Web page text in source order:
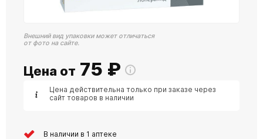
Внешний вид упаковки может отличаться
от фото на сайте.
Цена от 75 ₽
Цена действительна только при заказе через
сайт товаров в наличии
В наличии в 1 аптеке